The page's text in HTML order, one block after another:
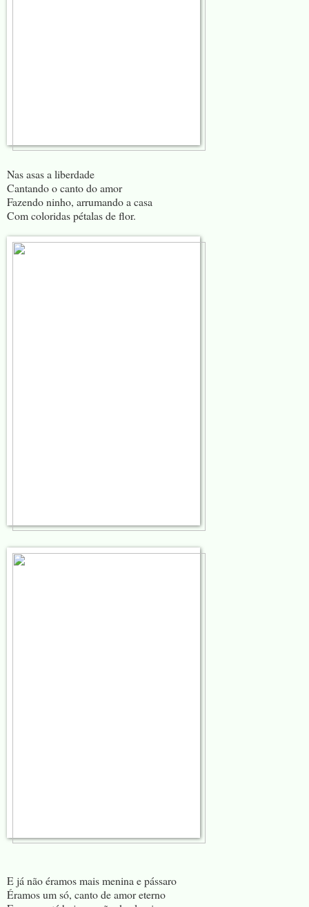
Nas asas a liberdade
Cantando o canto do amor
Fazendo ninho, arrumando a casa
Com coloridas pétalas de flor.
E já não éramos mais menina e pássaro
Éramos um só, canto de amor eterno